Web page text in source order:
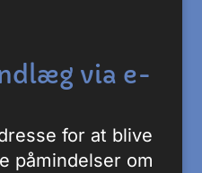
via e-
for at blive
påmindelser om